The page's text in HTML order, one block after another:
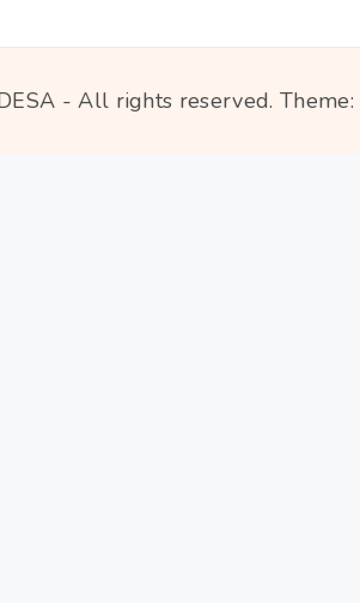
- All rights reserved. Theme: